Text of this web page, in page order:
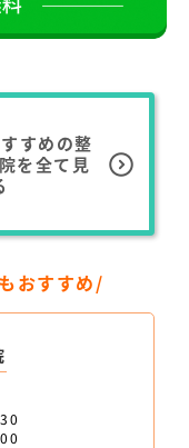
すめの整
を全て見
おすすめ/